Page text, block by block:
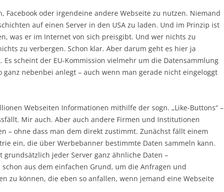
Facebook oder irgendeine andere Webseite zu nutzen. Niemand
auf einen Server in den USA zu laden. Und im Prinzip ist
was er im Internet von sich preisgibt. Und wer nichts zu
zu verbergen. Schon klar. Aber darum geht es hier ja
scheint der EU-Kommission vielmehr um die Datensammlung
ganz nebenbei anlegt – auch wenn man gerade nicht eingeloggt
Webseiten Informationen mithilfe der sogn. „Like-Buttons“ –
Mir auch. Aber auch andere Firmen und Institutionen
– ohne dass man dem direkt zustimmt. Zunächst fällt einem
ein, die über Werbebanner bestimmte Daten sammeln kann.
jeder Server ganz ähnliche Daten –
aus dem einfachen Grund, um die Anfragen und
zu können, die eben so anfallen, wenn jemand eine Webseite